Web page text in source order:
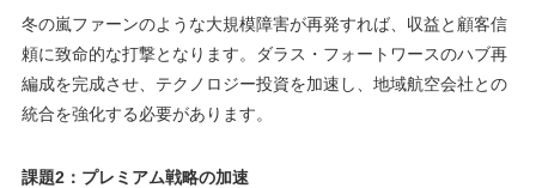
冬の嵐ファーンのような大規模障害が再発すれば、収益と顧客信
頼に致命的な打撃となります。ダラス・フォートワースのハブ再
編成を完成させ、テクノロジー投資を加速し、地域航空会社との
統合を強化する必要があります。
課題2：プレミアム戦略の加速